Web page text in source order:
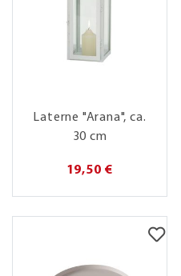
Laterne "Arana", ca.
30 cm
19,50 €